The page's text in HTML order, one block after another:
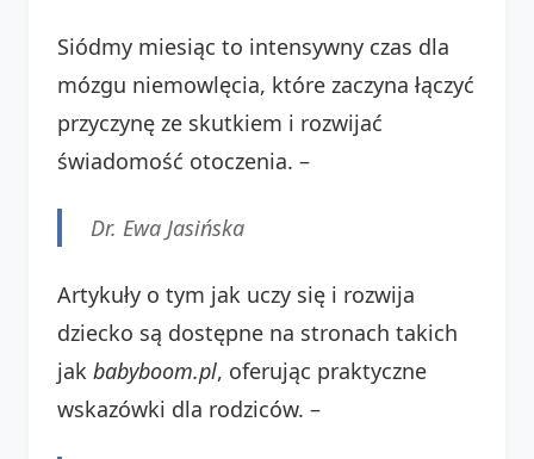
Siódmy miesiąc to intensywny czas dla
mózgu niemowlęcia, które zaczyna łączyć
przyczynę ze skutkiem i rozwijać
świadomość otoczenia. –
Dr. Ewa Jasińska
Artykuły o tym jak uczy się i rozwija
dziecko są dostępne na stronach takich
jak babyboom.pl, oferując praktyczne
wskazówki dla rodziców. –